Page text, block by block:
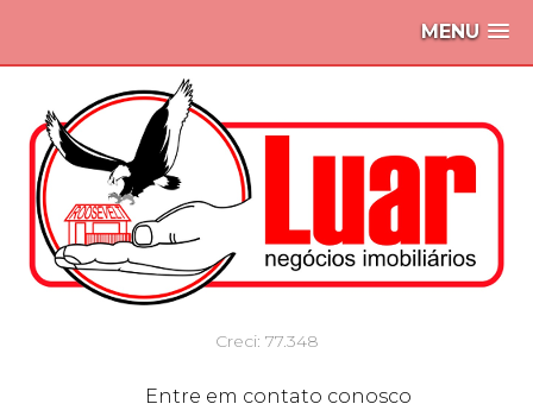
MENU
Creci: 77.348
Entre em contato conosco